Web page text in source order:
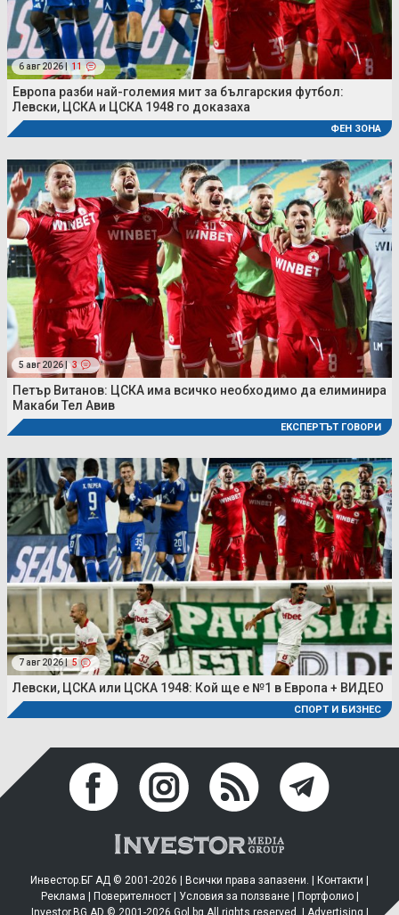
6 авг 2026 | 11
Европа разби най-големия мит за българския футбол:
Левски, ЦСКА и ЦСКА 1948 го доказаха
ФЕН ЗОНА
5 авг 2026 | 3
Петър Витанов: ЦСКА има всичко необходимо да елиминира
Макаби Тел Авив
ЕКСПЕРТЪТ ГОВОРИ
7 авг 2026 | 5
Левски, ЦСКА или ЦСКА 1948: Кой ще е №1 в Европа + ВИДЕО
СПОРТ И БИЗНЕС
Инвестор.БГ АД © 2001-2026 | Всички права запазени. | Контакти
Реклама
Поверителност| Условия за ползване| Портфолио|